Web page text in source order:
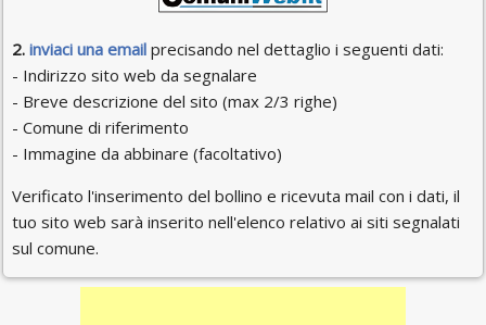
2. inviaci una emailprecisando nel dettaglio i seguenti dati:
- Indirizzo sito web da segnalare
- Breve descrizione del sito (max 2/3 righe)
- Comune di riferimento
- Immagine da abbinare (facoltativo)
Verificato l'inserimento del bollino e ricevuta mail con i dati, il
tuo sito web sarà inserito nell'elenco relativo ai siti segnalati
sul comune.